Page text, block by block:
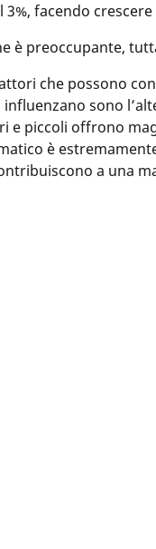
3%, facendo
è preoccupante,
che possono
influenzano sono
e piccoli offrono
è
a una